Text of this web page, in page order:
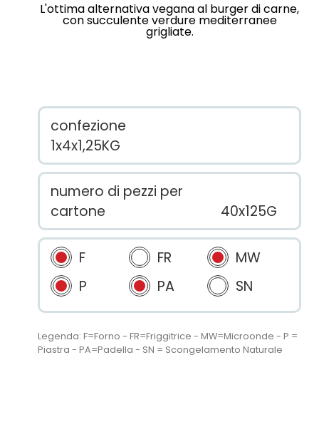
L'ottima alternativa vegana al burger di carne,
con succulente verdure mediterranee
grigliate.
confezione
1x4x1,25KG
numero di pezzi per
cartone
40x125G
F FR
MW
P
PA SN
Legenda: F=Forno - FR=Friggitrice - MW=Microonde - P =
Piastra - PA=Padella - SN = Scongelamento Naturale